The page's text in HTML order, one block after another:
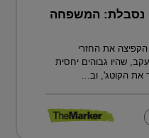
נסבלת: המשפחה
החדה בריבית מאז 2022 הקפיצה את החזרי
שהיו גבוהים יחסית
את הקוטג', וב...